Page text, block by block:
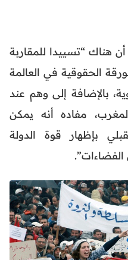
هناك “تسييدا للمقاربة
الحقوقية في العالمة
بالإضافة إلى وهم عند
مفاده أنه يمكن
بإظهار قوة الدولة
الفضاءات”.